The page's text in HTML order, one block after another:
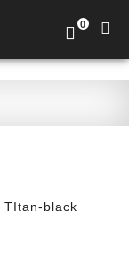
0
TItan-black